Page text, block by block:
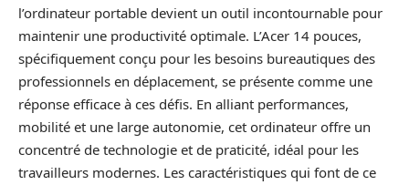
l’ordinateur portable devient un outil incontournable pour
maintenir une productivité optimale. L’Acer 14 pouces,
spécifiquement conçu pour les besoins bureautiques des
professionnels en déplacement, se présente comme une
réponse efficace à ces défis. En alliant performances,
mobilité et une large autonomie, cet ordinateur offre un
concentré de technologie et de praticité, idéal pour les
travailleurs modernes. Les caractéristiques qui font de ce